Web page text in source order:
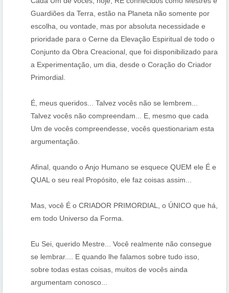
Guardiões da Terra, estão na Planeta não somente por
escolha, ou vontade, mas por absoluta necessidade e
prioridade para o Cerne da Elevação Espiritual de todo o
Conjunto da Obra Creacional, que foi disponibilizado para
a Experimentação, um dia, desde o Coração do Criador
Primordial.
É, meus queridos... Talvez vocês não se lembrem...
Talvez vocês não compreendam... E, mesmo que cada
Um de vocês compreendesse, vocês questionariam esta
argumentação.
Afinal, quando o Anjo Humano se esquece QUEM ele É e
QUAL o seu real Propósito, ele faz coisas assim...
Mas, você É o CRIADOR PRIMORDIAL, o ÚNICO que há,
em todo Universo da Forma.
Eu Sei, querido Mestre... Você realmente não consegue
se lembrar.... E quando lhe falamos sobre tudo isso,
sobre todas estas coisas, muitos de vocês ainda
argumentam conosco...